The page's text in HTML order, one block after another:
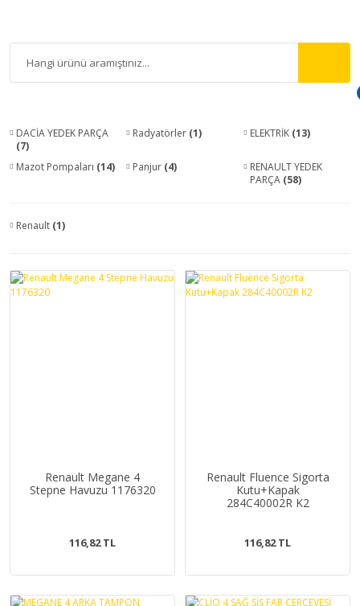
DACİA YEDEK PARÇA
(7)
Radyatörler (1) ELEKTRİK (13)
Mazot Pompaları (14) Panjur (4)
RENAULT YEDEK
PARÇA (58)
Renault (1)
Renault Megane 4
Stepne Havuzu 1176320
116,82 TL
Renault Fluence Sigorta
Kutu+Kapak
284C40002R K2
116,82 TL